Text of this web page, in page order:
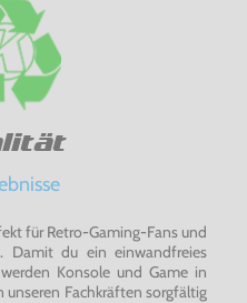
für Retro-Gaming-Fans und
Damit du ein einwandfreies
Konsole und Game in
unseren Fachkräften sorgfältig